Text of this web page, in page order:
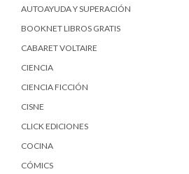
AUTOAYUDA Y SUPERACIÓN
BOOKNET LIBROS GRATIS
CABARET VOLTAIRE
CIENCIA
CIENCIA FICCIÓN
CISNE
CLICK EDICIONES
COCINA
CÓMICS